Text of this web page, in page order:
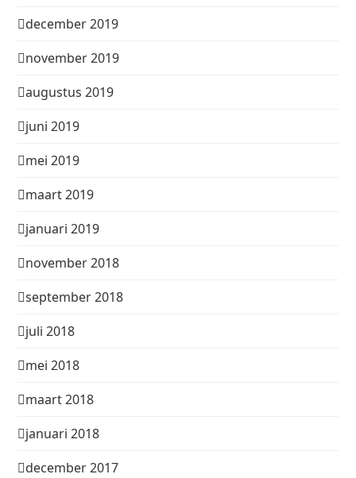
december 2019
november 2019
augustus 2019
juni 2019
mei 2019
maart 2019
januari 2019
november 2018
september 2018
juli 2018
mei 2018
maart 2018
januari 2018
december 2017